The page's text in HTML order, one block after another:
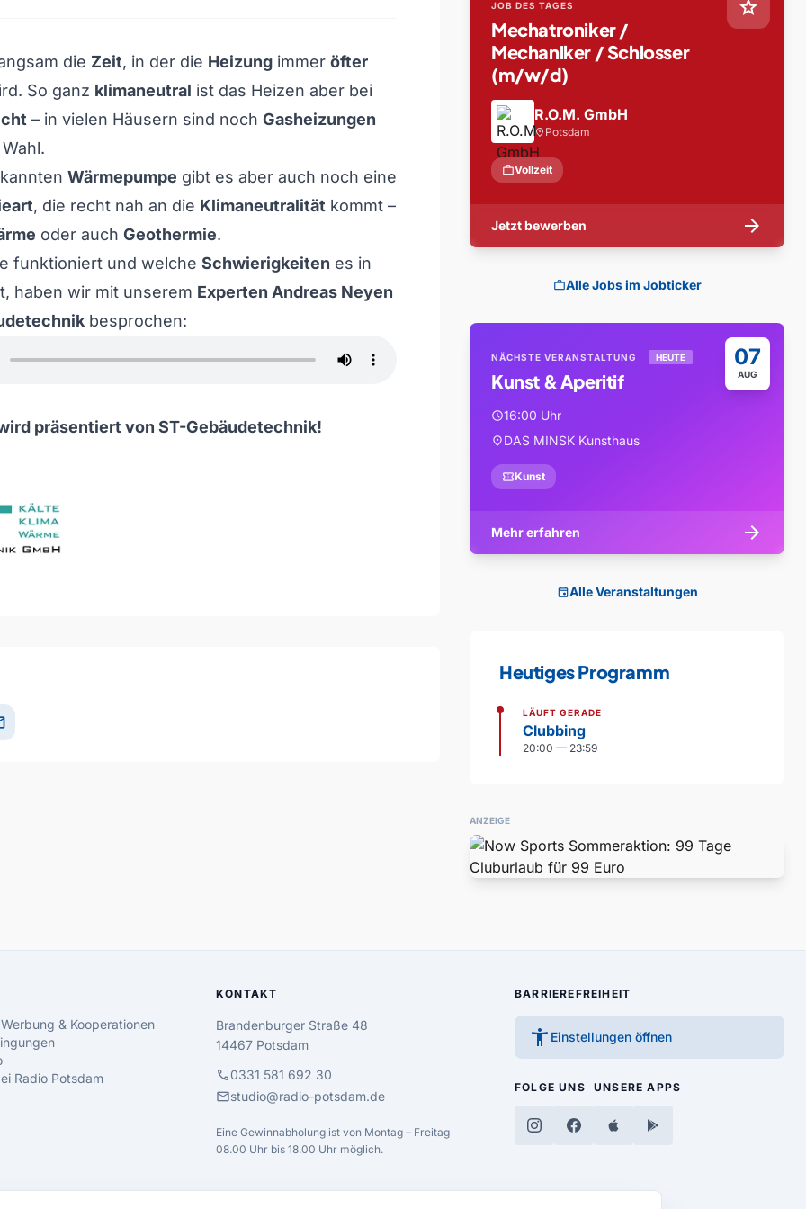
die Zeit, in der die Heizung immer öfter
So ganz klimaneutral ist das Heizen aber bei
– in vielen Häusern sind noch Gasheizungen
Wärmepumpe gibt es aber auch noch eine
, die recht nah an die Klimaneutralität kommt –
oder auch Geothermie.
funktioniert und welche Schwierigkeiten es in
haben wir mit unserem Experten Andreas Neyen
besprochen:
präsentiert von ST-Gebäudetechnik!
star
JOB DES TAGES
Mechatroniker /
Mechaniker / Schlosser
(m/w/d)
R.O.M. GmbH
location_on Potsdam
workVollzeit
Jetzt bewerben arrow_forward
workAlle Jobs im Jobticker
07
AUG
NÄCHSTE VERANSTALTUNG HEUTE
Kunst & Aperitif
schedule16:00 Uhr
location_onDAS MINSK Kunsthaus
confirmation_numberKunst
Mehr erfahren arrow_forward
eventAlle Veranstaltungen
Heutiges Programm
LÄUFT GERADE
Clubbing
20:00 — 23:59
ANZEIGE
& Kooperationen
Radio Potsdam
KONTAKT
Brandenburger Straße 48
14467 Potsdam
call0331 581 692 30
mailstudio@radio-potsdam.de
Eine Gewinnabholung ist von Montag – Freitag
08.00 Uhr bis 18.00 Uhr möglich.
BARRIEREFREIHEIT
accessibility_new Einstellungen öffnen
FOLGE UNS UNSERE APPS